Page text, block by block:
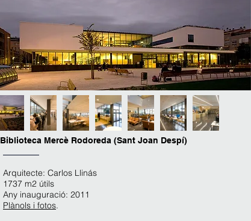
Biblioteca Mercè Rodoreda (Sant Joan Despí)
Arquitecte: Carlos Llinás
1737 m2 útils
Any inauguració: 2011
Plànols i fotos.